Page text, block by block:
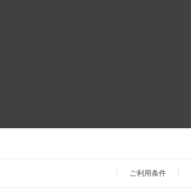
ご利用条件